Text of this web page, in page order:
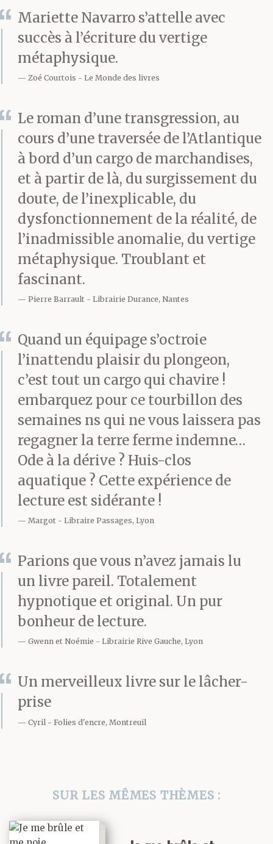
recherchent la
perfection du cercle et
de la plongée en son
ondes concentriques
que produira leur
minuscule corps
humain. Ils croient
qu’on peut plonger dans
un miroir sans être
engloutis par la vague,
disparaître du côté du
monde où la lumière ne
passe plus.
Ils espèrent le silence
en coupant les
moteurs : c’est sans
compter sur le jeu de
l’eau, ses battements
revanche du bruit du
vent une fois les
machines éteintes.
Alors tout ce qui grince
qu’aux forces
mécaniques, aux
par la houle et aux
respirations des
Mariette Navarro s’attelle avec
succès à l’écriture du vertige
métaphysique.
Zoé Courtois Le Monde des livres
Le roman d’une transgression, au
cours d’une traversée de l’Atlantique
à bord d’un cargo de marchandises,
et à partir de là, du surgissement du
doute, de l’inexplicable, du
dysfonctionnement de la réalité, de
l’inadmissible anomalie, du vertige
métaphysique. Troublant et
fascinant.
Pierre Barrault Librairie Durance, Nantes
Quand un équipage s’octroie
l’inattendu plaisir du plongeon,
c’est tout un cargo qui chavire !
embarquez pour ce tourbillon des
semaines ns qui ne vous laissera pas
regagner la terre ferme indemne…
Ode à la dérive ? Huis-clos
aquatique ? Cette expérience de
lecture est sidérante !
Margot Libraire Passages, Lyon
Parions que vous n’avez jamais lu
un livre pareil. Totalement
hypnotique et original. Un pur
bonheur de lecture.
Gwenn et Noémie Librairie Rive Gauche, Lyon
Un merveilleux livre sur le lâcher-
prise
Cyril Folies d'encre, Montreuil
SUR LES MÊMES THÈMES :